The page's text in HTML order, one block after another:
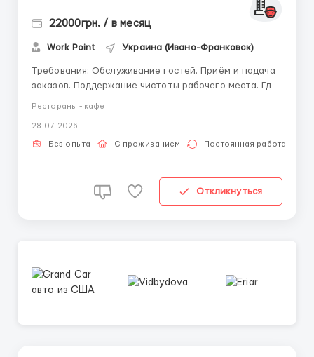
22000грн. / в месяц
Work Point Украина (Ивано-Франковск)
Требования: Обслуживание гостей. Приём и подача
заказов. Поддержание чистоты рабочего места. Где
Рестораны - кафе
28-07-2026
Без опыта С проживанием Постоянная работа
Откликнуться